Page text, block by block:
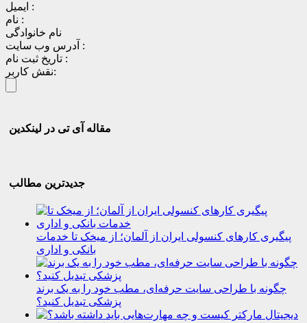
ایمیل :
نام :
نام خانوادگی
آدرس وب سایت :
تاریخ ثبت نام :
نقش کاربر:
مقاله آی تی در لینکدین
جدیدترین مطالب
پیگیری کارهای کنسولی ایران از آلمان؛ از میخک تا خدمات
بانکی و اداری
چگونه با طراحی سایت حرفه‌ای، مطب خود را به یک برند
پزشکی تبدیل کنید؟